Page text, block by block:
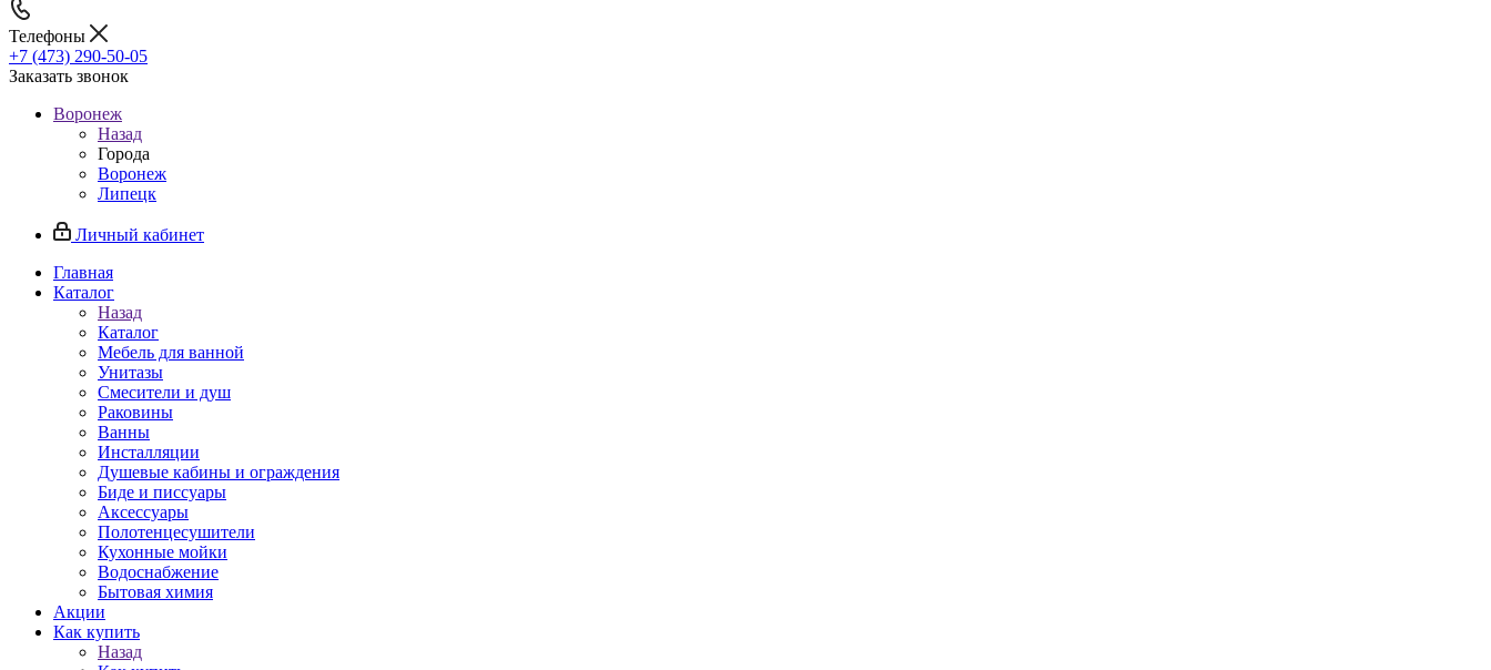
Телефоны
+7 (473) 290-50-05
Заказать звонок
Воронеж
Назад
Города
Воронеж
Липецк
Личный кабинет
Главная
Каталог
Назад
Каталог
Мебель для ванной
Унитазы
Смесители и душ
Раковины
Ванны
Инсталляции
Душевые кабины и ограждения
Биде и писсуары
Аксессуары
Полотенцесушители
Кухонные мойки
Водоснабжение
Бытовая химия
Акции
Как купить
Назад